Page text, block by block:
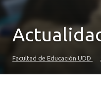
Facultad de Educación UDD